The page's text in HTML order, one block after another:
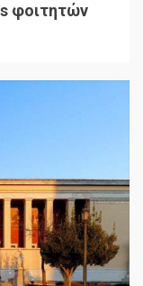
φοιτητών